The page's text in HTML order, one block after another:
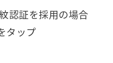
認証を採用の場合
タップ